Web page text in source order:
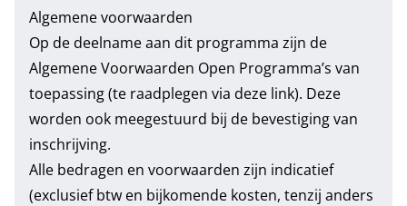
Algemene voorwaarden
Op de deelname aan dit programma zijn de
Algemene Voorwaarden Open Programma’s van
toepassing (te raadplegen via deze link). Deze
worden ook meegestuurd bij de bevestiging van
inschrijving.
Alle bedragen en voorwaarden zijn indicatief
(exclusief btw en bijkomende kosten, tenzij anders